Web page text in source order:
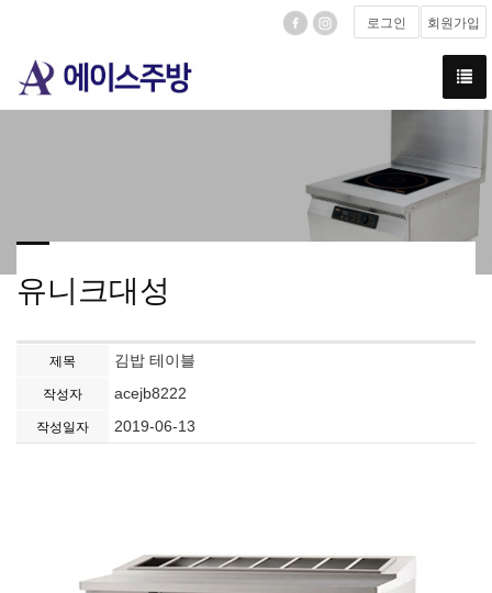
로그인 회원가입
유니크대성
제목 김밥 테이블
작성자 acejb8222
작성일자 2019-06-13